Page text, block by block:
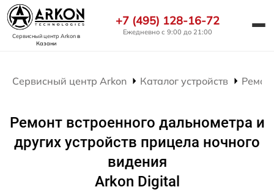
Сервисный центр Arkonв
Казани
+7 (495) 128-16-72
Ежедневно с 9:00 до 21:00
Сервисный центр Arkon Каталог устройств
Ремонт встроенного дальнометра и
других устройств прицела ночного
видения
Arkon Digital